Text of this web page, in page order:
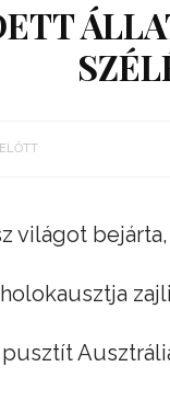
világot